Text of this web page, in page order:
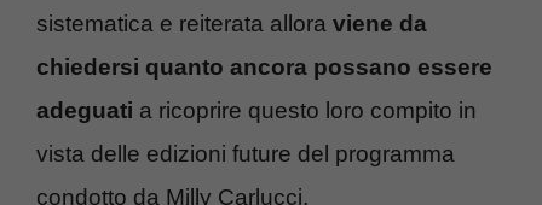
sistematica e reiterata allora viene da
chiedersi quanto ancora possano essere
adeguati a ricoprire questo loro compito in
vista delle edizioni future del programma
condotto da Milly Carlucci.